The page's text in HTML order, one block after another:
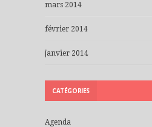
mars 2014
février 2014
janvier 2014
CATÉGORIES
Agenda